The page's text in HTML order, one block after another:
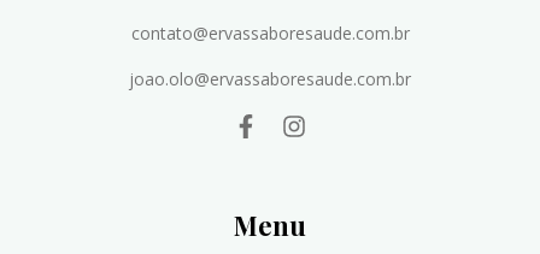
contato@ervassaboresaude.com.br
joao.olo@ervassaboresaude.com.br
Menu